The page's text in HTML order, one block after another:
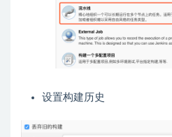
设置构建历史